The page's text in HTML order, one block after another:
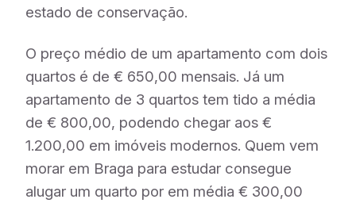
estado de conservação.
O preço médio de um apartamento com dois
quartos é de € 650,00 mensais. Já um
apartamento de 3 quartos tem tido a média
de € 800,00, podendo chegar aos €
1.200,00 em imóveis modernos. Quem vem
morar em Braga para estudar consegue
alugar um quarto por em média € 300,00